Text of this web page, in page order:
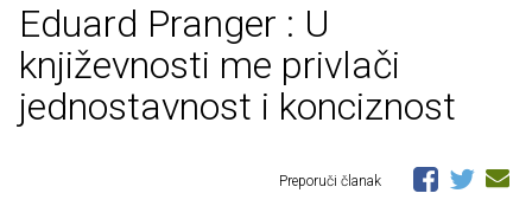
Eduard Pranger : U
književnosti me privlači
jednostavnost i konciznost
Preporuči članak